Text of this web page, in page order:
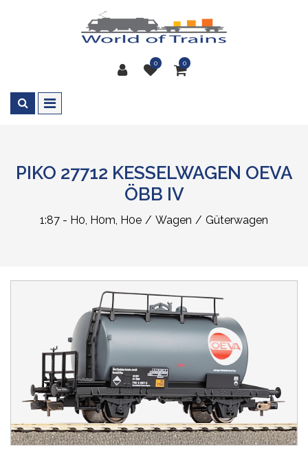
0 0
PIKO 27712 KESSELWAGEN OEVA
ÖBB IV
1:87 - H0, H0m, H0e Wagen Güterwagen